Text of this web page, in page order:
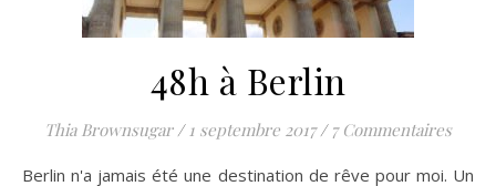
48h à Berlin
Thia Brownsugar / 1 septembre 2017 / 7 Commentaires
Berlin n'a jamais été une destination de rêve pour moi. Un